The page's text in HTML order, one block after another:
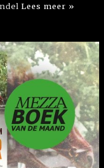
Lees meer »